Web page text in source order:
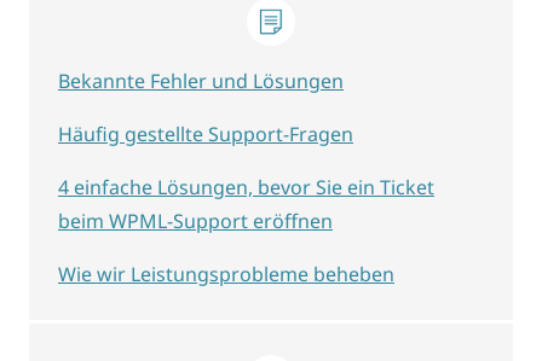
Bekannte Fehler und Lösungen
Häufig gestellte Support-Fragen
4 einfache Lösungen, bevor Sie ein Ticket
beim WPML-Support eröffnen
Wie wir Leistungsprobleme beheben